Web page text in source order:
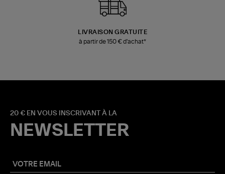
LIVRAISON GRATUITE
à partir de 150 € d'achat*
20 € EN VOUS INSCRIVANT À LA
NEWSLETTER